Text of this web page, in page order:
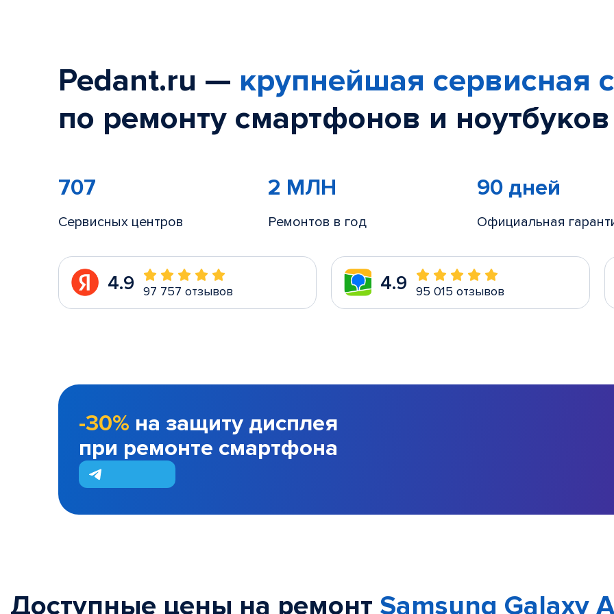
Pedant.ru — крупнейшая сервисная
по ремонту смартфонов и
707
Сервисных центров
2 МЛН
Ремонтов в год
90 дней
Официальная
4.9 97 757 отзывов 4.9 95 015 отзывов
-30% на защиту дисплея
при ремонте смартфона
Доступные цены на ремонт Samsung Galaxy